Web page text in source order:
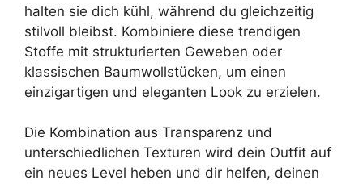
halten sie dich kühl, während du gleichzeitig
stilvoll bleibst. Kombiniere diese trendigen
Stoffe mit strukturierten Geweben oder
klassischen Baumwollstücken, um einen
einzigartigen und eleganten Look zu erzielen.
Die Kombination aus Transparenz und
unterschiedlichen Texturen wird dein Outfit auf
ein neues Level heben und dir helfen, deinen